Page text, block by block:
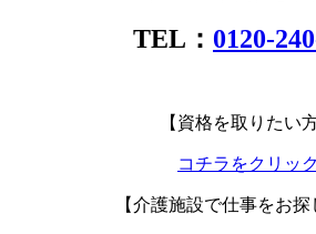
TEL： 0120-
【資格を取りたい方
コチラをクリック
【介護施設で仕事をお探